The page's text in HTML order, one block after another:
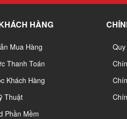
HÀNG
Mua Hàng
Thanh Toán
Khách Hàng
Thuật
Phần Mềm